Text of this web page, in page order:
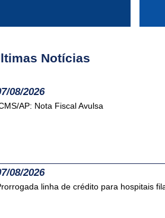
Notícias
Tributária/MG: Sefaz-MG
08/2026
AP: Nota Fiscal Avulsa
08/2026
linha de crédito para hospitais